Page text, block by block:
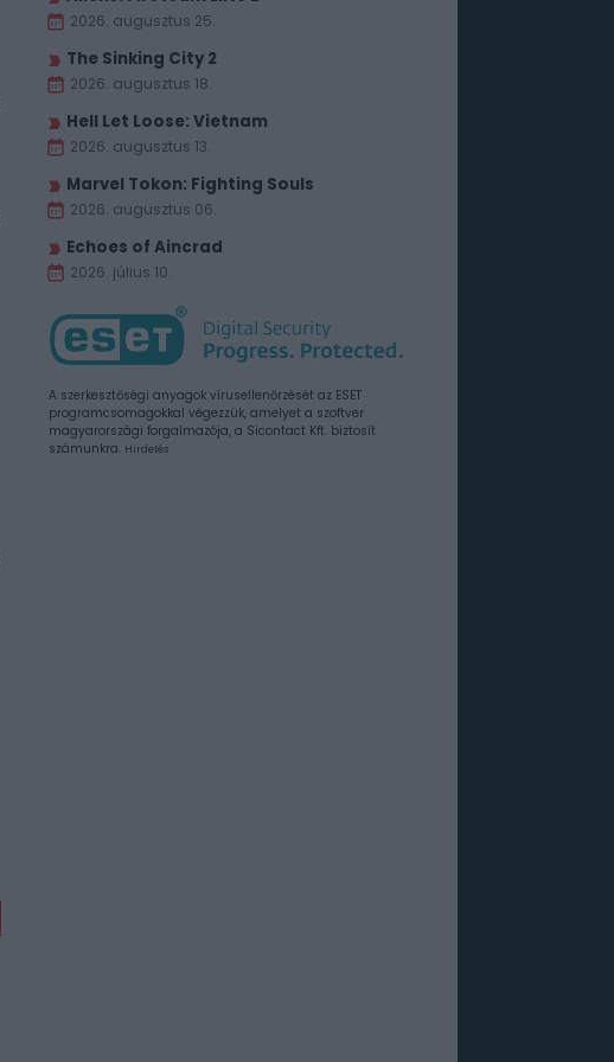
2026. augusztus 25.
The Sinking City 2
2026. augusztus 18.
Hell Let Loose: Vietnam
2026. augusztus 13.
Marvel Tokon: Fighting Souls
2026. augusztus 06.
Echoes of Aincrad
2026. július 10.
A szerkesztőségi anyagok vírusellenőrzését az ESET
programcsomagokkal végezzük, amelyet a szoftver
magyarországi forgalmazója, a Sicontact Kft. biztosít
számunkra. Hirdetés